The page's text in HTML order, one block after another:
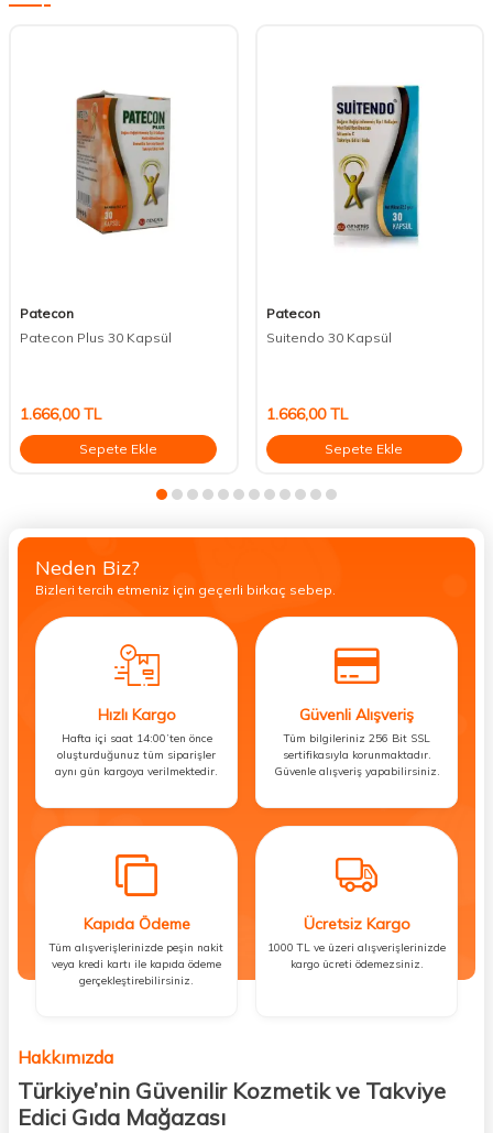
Patecon
Patecon Plus 30 Kapsül
1.666,00TL
Sepete Ekle
Patecon
Suitendo 30 Kapsül
1.666,00TL
Sepete Ekle
Neden Biz?
Bizleri tercih etmeniz için geçerli birkaç sebep.
Hızlı Kargo
Hafta içi saat 14:00’ten önce
oluşturduğunuz tüm siparişler
aynı gün kargoya verilmektedir.
Güvenli Alışveriş
Tüm bilgileriniz 256 Bit SSL
sertifikasıyla korunmaktadır.
Güvenle alışveriş yapabilirsiniz.
Kapıda Ödeme
Tüm alışverişlerinizde peşin nakit
veya kredi kartı ile kapıda ödeme
gerçekleştirebilirsiniz.
Ücretsiz Kargo
1000 TL ve üzeri alışverişlerinizde
kargo ücreti ödemezsiniz.
Hakkımızda
Türkiye’nin Güvenilir Kozmetik ve Takviye
Edici Gıda Mağazası